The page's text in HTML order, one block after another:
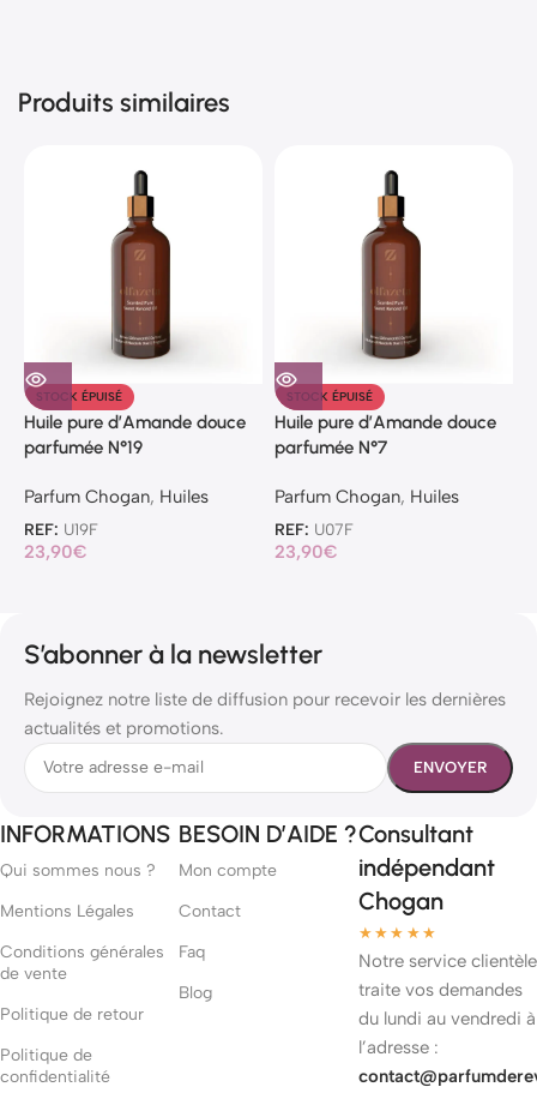
Produits similaires
STOCK ÉPUISÉ
Huile pure d’Amande douce
parfumée N°19
Parfum Chogan, Huiles
REF: U19F
23,90€
STOCK ÉPUISÉ
Huile pure d’Amande douce
parfumée N°7
Parfum Chogan, Huiles
REF: U07F
23,90€
S’abonner à la newsletter
Rejoignez notre liste de diffusion pour recevoir les dernières
actualités et promotions.
INFORMATIONS
Qui sommes nous ?
Mentions Légales
Conditions générales
de vente
Politique de retour
Politique de
confidentialité
BESOIN D’AIDE ?
Mon compte
Contact
Faq
Blog
Consultant
indépendant
Chogan
★★★★★
Notre service clientèle
traite vos demandes
du lundi au vendredi à
l’adresse :